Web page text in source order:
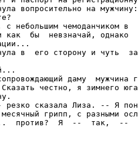
вопросительно на мужчину:
с небольшим чемоданчиком в
как  бы  невзначай, однако
в  его сторону и чуть
даму  мужчина
честно, я зимнего
резко сказала Лиза. -- Я
грипп, с разными
против?  Я  --  так,  --